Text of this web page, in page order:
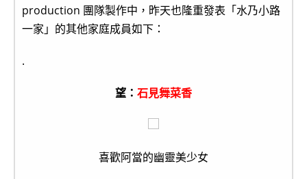
production 團隊製作中，昨天也隆重發表「水乃小路
一家」的其他家庭成員如下：
.
望： 石見舞菜香
喜歡阿當的幽靈美少女